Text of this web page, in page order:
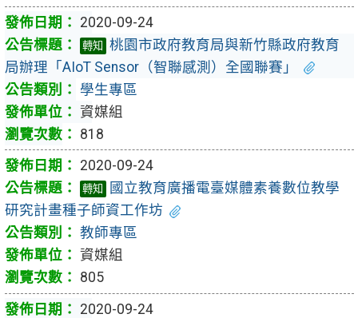
2020-09-24
轉知
桃園市政府教育局與新竹縣政府教育
局辦理「AIoT Sensor（智聯感測）全國聯賽」
學生專區
資媒組
818
2020-09-24
轉知
國立教育廣播電臺媒體素養數位教學
研究計畫種子師資工作坊
教師專區
資媒組
805
2020-09-24